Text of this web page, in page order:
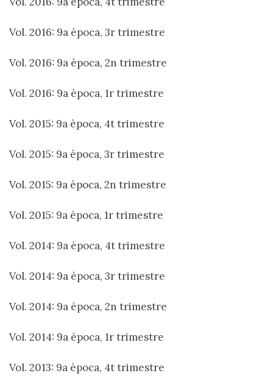
Vol. 2016: 9a època, 3r trimestre
Vol. 2016: 9a època, 2n trimestre
Vol. 2016: 9a època, 1r trimestre
Vol. 2015: 9a època, 4t trimestre
Vol. 2015: 9a època, 3r trimestre
Vol. 2015: 9a època, 2n trimestre
Vol. 2015: 9a època, 1r trimestre
Vol. 2014: 9a època, 4t trimestre
Vol. 2014: 9a època, 3r trimestre
Vol. 2014: 9a època, 2n trimestre
Vol. 2014: 9a època, 1r trimestre
Vol. 2013: 9a època, 4t trimestre